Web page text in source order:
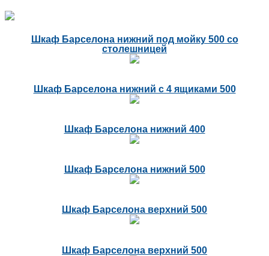
Шкаф Барселона нижний под мойку 500 со
столешницей
Шкаф Барселона нижний с 4 ящиками 500
Шкаф Барселона нижний 400
Шкаф Барселона нижний 500
Шкаф Барселона верхний 500
Шкаф Барселона верхний 500